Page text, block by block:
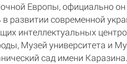
Европы, официально
в развитии современной
интеллектуальных
Музей университета и
сад имени